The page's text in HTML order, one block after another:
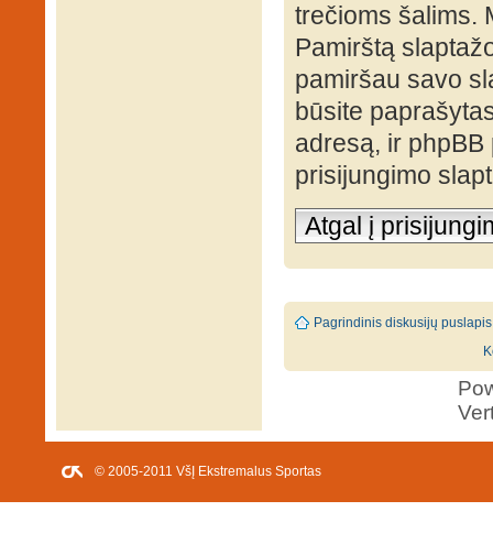
trečioms šalims.
Pamirštą
pamiršau savo
būsite
adresą, ir
prisijungimo
Atgal į
Pagrindinis diskusijų puslapis
© 2005-2011 VšĮ Ekstremalus Sportas